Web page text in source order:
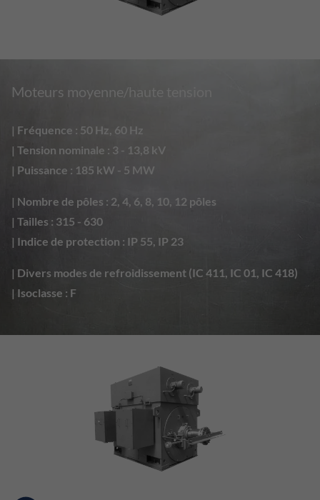
Moteurs moyenne/haute tension
| Fréquence : 50 Hz, 60 Hz
| Tension nominale : 3 - 13,8 kV
| Puissance : 185 kW - 5 MW
| Nombre de pôles : 2, 4, 6, 8, 10, 12 pôles
| Tailles : 315 - 630
| Indice de protection : IP 55, IP 23
| Divers modes de refroidissement (IC 411, IC 01, IC 418)
| Isoclasse : F
sélectionnés.
But
fermée ou si le bouton CTA a été cliqué
aléatoirement pour identifier les visiteurs
Durée 1 jour
But
Ce cookie est installé par Google Analytics.
d'un site web par les visiteurs et permet de
créer un rapport d'analyse sur ses
incluent le nombre de visiteurs, leur source
anonyme.
1 minute
Ce cookie identifie les visiteurs par âge,
sexe ou centres d'intérêt et utilise
DoubleClick de Google Tag Manager pour
simplifier le placement ciblé des annonces.